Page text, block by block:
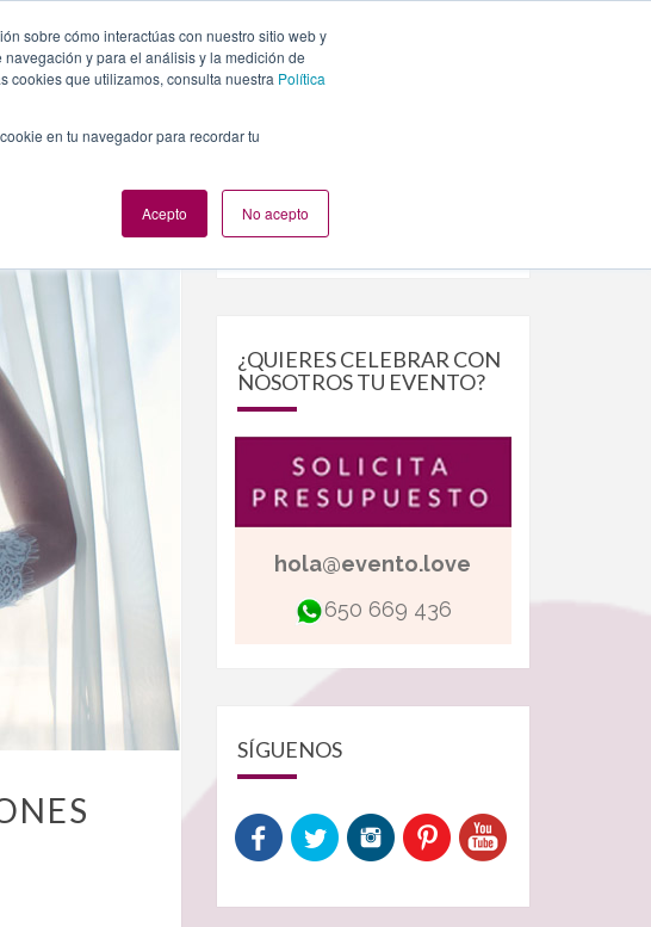
sobre cómo interactúas con nuestro sitio web y
y para el análisis y la medición de
cookies que utilizamos, consulta nuestra Política
en tu navegador para recordar tu
Acepto No acepto
PLANES NUESTROS EVENTOS
Buscar
¿QUIERES CELEBRAR CON
NOSOTROS TU EVENTO?
hola@evento.love
650 669 436
SÍGUENOS